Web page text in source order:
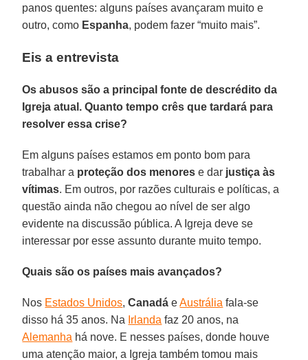
panos quentes: alguns países avançaram muito e
outro, como Espanha, podem fazer “muito mais”.
Eis a entrevista
Os abusos são a principal fonte de descrédito da
Igreja atual. Quanto tempo crês que tardará para
resolver essa crise?
Em alguns países estamos em ponto bom para
trabalhar a proteção dos menores e dar justiça às
vítimas. Em outros, por razões culturais e políticas, a
questão ainda não chegou ao nível de ser algo
evidente na discussão pública. A Igreja deve se
interessar por esse assunto durante muito tempo.
Quais são os países mais avançados?
Nos Estados Unidos,Canadá eAustrália fala-se
disso há 35 anos. Na Irlanda faz 20 anos, na
Alemanha há nove. E nesses países, donde houve
uma atenção maior, a Igreja também tomou mais